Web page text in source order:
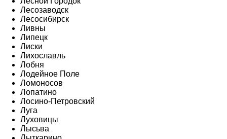
Лесозаводск
Лесосибирск
Ливны
Липецк
Лиски
Лихославль
Лобня
Лодейное Поле
Ломоносов
Лопатино
Лосино-Петровский
Луга
Луховицы
Лысьва